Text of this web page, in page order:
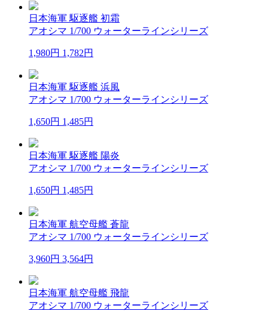
日本海軍 駆逐艦 初霜
アオシマ 1/700 ウォーターラインシリーズ
1,980円 1,782円
日本海軍 駆逐艦 浜風
アオシマ 1/700 ウォーターラインシリーズ
1,650円 1,485円
日本海軍 駆逐艦 陽炎
アオシマ 1/700 ウォーターラインシリーズ
1,650円 1,485円
日本海軍 航空母艦 蒼龍
アオシマ 1/700 ウォーターラインシリーズ
3,960円 3,564円
日本海軍 航空母艦 飛龍
アオシマ 1/700 ウォーターラインシリーズ